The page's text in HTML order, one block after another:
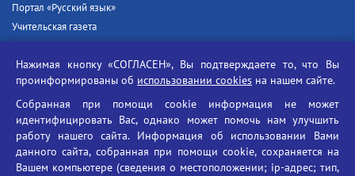
Портал «Русский язык»
Учительская газета
Единый портал государственных услуг
Противодействие угрозам информационной безопасности
Социальные ролики - Генеральная прокуратура РФ
Противодействие коррупции
БГУ против наркотиков
Нажимая кнопку «СОГЛАСЕН», Вы подтверждаете то, что Вы
проинформированы об использовании cookies на нашем сайте.
Собранная при помощи cookie информация не может
идентифицировать Вас, однако может помочь нам улучшить
работу нашего сайта. Информация об использовании Вами
данного сайта, собранная при помощи cookie, сохраняется на
Вашем компьютере (сведения о местоположении; ip-адрес; тип,